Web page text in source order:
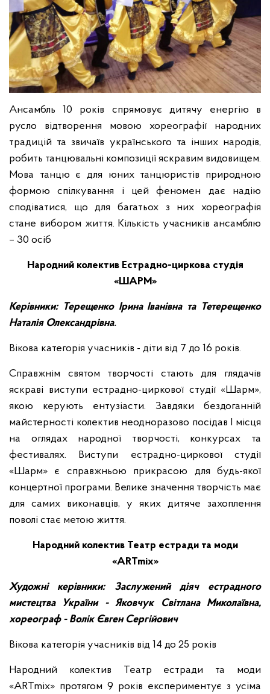
Ансамбль 10 років спрямовує дитячу енергію в
русло відтворення мовою хореографії народних
традицій та звичаїв українського та інших народів,
робить танцювальні композиції яскравим видовищем.
Мова танцю є для юних танцюристів природною
формою спілкування і цей феномен дає надію
сподіватися, що для багатьох з них хореографія
стане вибором життя. Кількість учасників ансамблю
– 30 осіб
Народний колектив Естрадно-циркова студія
«ШАРМ»
Керівники: Терещенко Ірина Іванівна та Тетерещенко
Наталія Олександрівна.
Вікова категорія учасників - діти від 7 до 16 років.
Справжнім святом творчості стають для глядачів
яскраві виступи естрадно-циркової студії «Шарм»,
якою керують ентузіасти. Завдяки бездоганній
майстерності колектив неодноразово посідав І місця
на оглядах народної творчості, конкурсах та
фестивалях. Виступи естрадно-циркової студії
«Шарм» є справжньою прикрасою для будь-якої
концертної програми. Велике значення творчість має
для самих виконавців, у яких дитяче захоплення
поволі стає метою життя.
Народний колектив Театр естради та моди
«ARTmix»
Художні керівники: Заслужений діяч естрадного
мистецтва України - Яковчук Світлана Миколаївна,
хореограф - Волік Євген Сергійович
Вікова категорія учасників від 14 до 25 років
Народний колектив Театр естради та моди
«ARTmix» протягом 9 років експериментує з усіма